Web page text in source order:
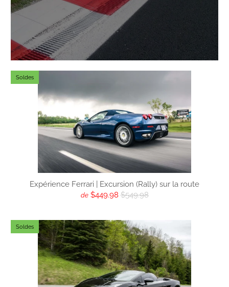
Soldes
Expérience Ferrari | Excursion (Rally) sur la route
de $449.98 $549.98
Soldes